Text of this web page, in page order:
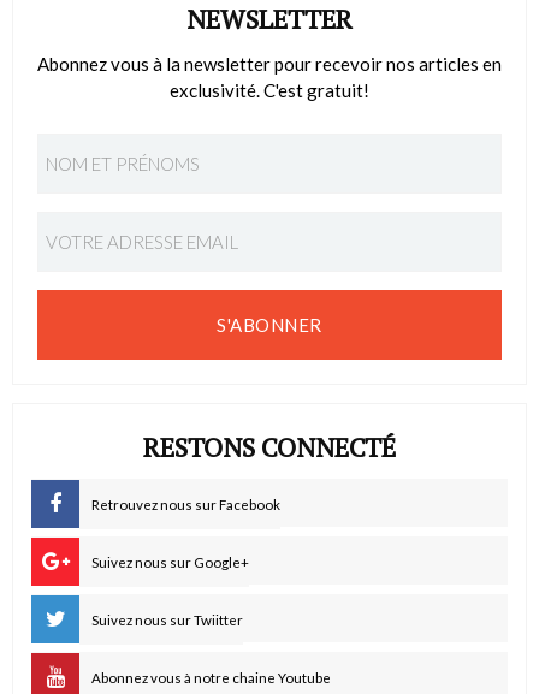
NEWSLETTER
Abonnez vous à la newsletter pour recevoir nos articles en
exclusivité. C'est gratuit!
S'ABONNER
RESTONS CONNECTÉ
Retrouvez nous sur Facebook
Suivez nous sur Google+
Suivez nous sur Twiitter
Abonnez vous à notre chaine Youtube